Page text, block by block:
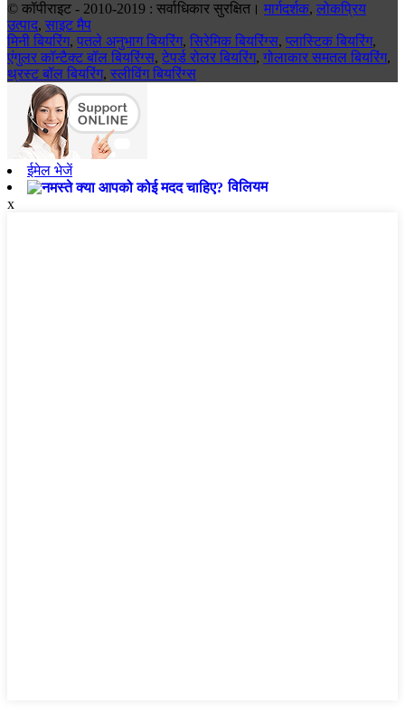
© कॉपीराइट - 2010-2019 : सर्वाधिकार सुरक्षित। मार्गदर्शक, लोकप्रिय
उत्पाद, साइट मैप
मिनी बियरिंग, पतले अनुभाग बियरिंग, सिरेमिक बियरिंग्स, प्लास्टिक बियरिंग,
एंगुलर कॉन्टैक्ट बॉल बियरिंग्स, टेपर्ड रोलर बियरिंग, गोलाकार समतल बियरिंग,
थ्रस्ट बॉल बियरिंग, स्लीविंग बियरिंग्स
ईमेल भेजें
विलियम
x